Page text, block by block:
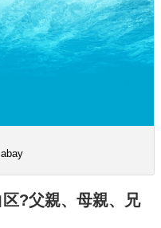
?父親、母親、兄